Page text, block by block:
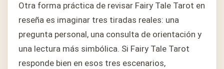
Otra forma práctica de revisar Fairy Tale Tarot en
reseña es imaginar tres tiradas reales: una
pregunta personal, una consulta de orientación y
una lectura más simbólica. Si Fairy Tale Tarot
responde bien en esos tres escenarios,